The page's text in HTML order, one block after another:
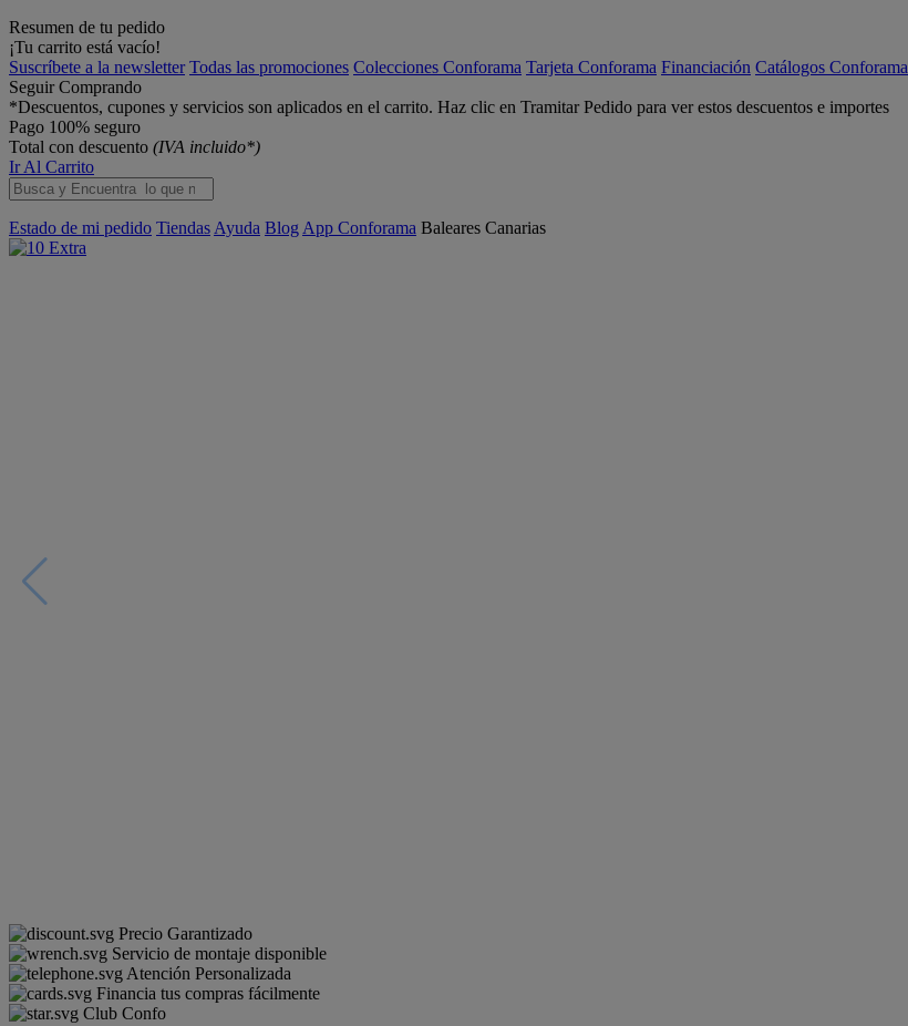
Resumen de tu pedido
¡Tu carrito está vacío!
Suscríbete a la newsletter Todas las promociones Colecciones Conforama Tarjeta Conforama Financiación Catálogos Conforama
Seguir Comprando
*Descuentos, cupones y servicios son aplicados en el carrito. Haz clic en Tramitar Pedido para ver estos descuentos e importes
Pago 100% seguro
Total con descuento (IVA incluido*)
Ir Al Carrito
Estado de mi pedido Tiendas Ayuda Blog App Conforama Baleares Canarias
Precio Garantizado
Servicio de montaje disponible
Atención Personalizada
Financia tus compras fácilmente
Club Confo